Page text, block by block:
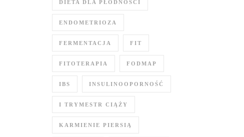
DIETA DLA PŁODNOŚCI
ENDOMETRIOZA
FERMENTACJA FIT
FITOTERAPIA FODMAP
IBS INSULINOOPORNOŚĆ
I TRYMESTR CIĄŻY
KARMIENIE PIERSIĄ